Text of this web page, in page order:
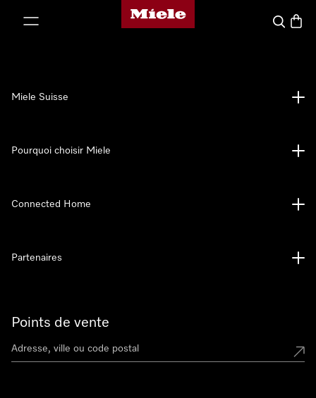
Page d'accueil de Miele
Search
Points de vente
Miele Suisse
Pourquoi choisir Miele
Connected Home
Partenaires